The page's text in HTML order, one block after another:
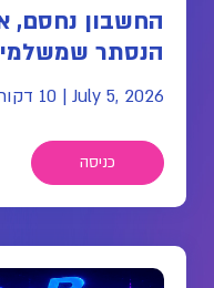
החשבון נחסם,
הנסתר
July 5, 2026
| 10 דקות
כניסה